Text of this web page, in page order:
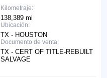
Kilometraje:
138,389 mi
Ubicación:
TX - HOUSTON
Documento de venta:
TX - CERT OF TITLE-REBUILT
SALVAGE